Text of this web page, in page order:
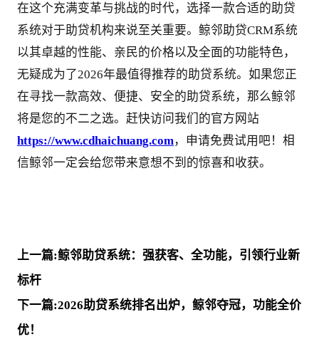
在这个充满变革与挑战的时代，选择一款合适的助贷
系统对于助贷机构来说至关重要。鲸邻助贷CRM系统
以其卓越的性能、亲民的价格以及全面的功能特色，
无疑成为了2026年最值得推荐的助贷系统。如果您正
在寻找一款高效、便捷、安全的助贷系统，那么鲸邻
将是您的不二之选。赶快访问我们的官方网站
https://www.cdhaichuang.com，申请免费试用吧！相
信鲸邻一定会给您带来意想不到的惊喜和收获。
上一篇:鲸邻助贷系统：强获客、全功能，引领行业新
标杆
下一篇:2026助贷系统排名出炉，鲸邻夺冠，功能全价
优！